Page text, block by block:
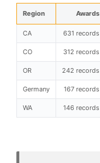
Region Awards
CA 631 records
CO 312 records
OR 242 records
Germany 167 records
WA 146 records